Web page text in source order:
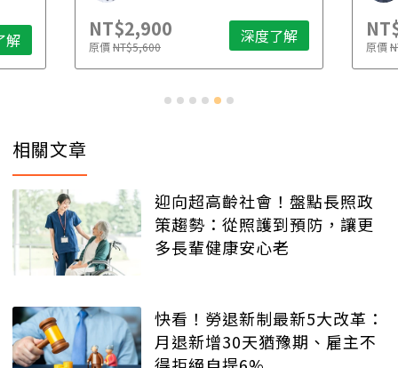
解 NT$2,900
原價NT$5,600 深度了解 原價
相關文章
迎向超高齡社會！盤點長照政
策趨勢：從照護到預防，讓更
多長輩健康安心老
快看！勞退新制最新5大改革：
月退新增30天猶豫期、雇主不